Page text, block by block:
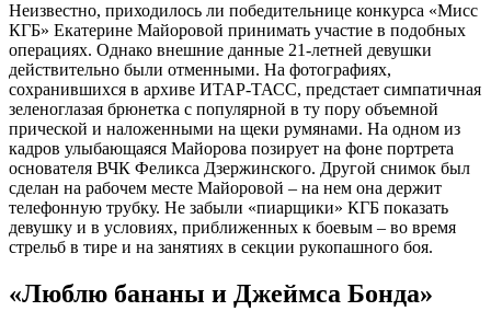
Неизвестно, приходилось ли победительнице конкурса «Мисс
КГБ» Екатерине Майоровой принимать участие в подобных
операциях. Однако внешние данные 21-летней девушки
действительно были отменными. На фотографиях,
сохранившихся в архиве ИТАР-ТАСС, предстает симпатичная
зеленоглазая брюнетка с популярной в ту пору объемной
прической и наложенными на щеки румянами. На одном из
кадров улыбающаяся Майорова позирует на фоне портрета
основателя ВЧК Феликса Дзержинского. Другой снимок был
сделан на рабочем месте Майоровой – на нем она держит
телефонную трубку. Не забыли «пиарщики» КГБ показать
девушку и в условиях, приближенных к боевым – во время
стрельб в тире и на занятиях в секции рукопашного боя.
«Люблю бананы и Джеймса Бонда»